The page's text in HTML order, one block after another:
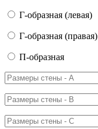
Г-образная (левая)
Г-образная (правая)
П-образная